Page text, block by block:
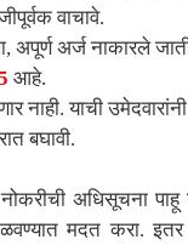
वाचावे.
अपूर्ण अर्ज नाकारले
आहे.
नाही. याची
बघावी.
अधिसूचना पाहू
मदत करा.